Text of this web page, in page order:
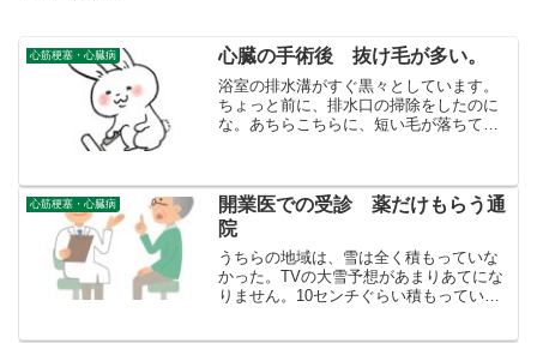
心筋梗塞・心臓病 心臓の手術後 抜け毛が多い。
浴室の排水溝がすぐ黒々としています。
ちょっと前に、排水口の掃除をしたのに
な。あちらこちらに、短い毛が落ちてい
の下宿で誕生会を祝っても...
心筋梗塞・心臓病
開業医での受診 薬だけもらう通
院
うちらの地域は、雪は全く積もっていな
かった。TVの大雪予想があまりあてにな
りません。10センチぐらい積もっている